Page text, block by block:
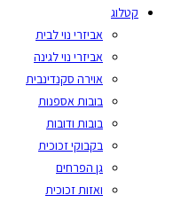
קטלוג
אביזרי נוי לבית
אביזרי נוי לגינה
אוירה סקנדינבית
בובות אספנות
בובות ודובות
בקבוקי זכוכית
גן הפרחים
ואזות זכוכית